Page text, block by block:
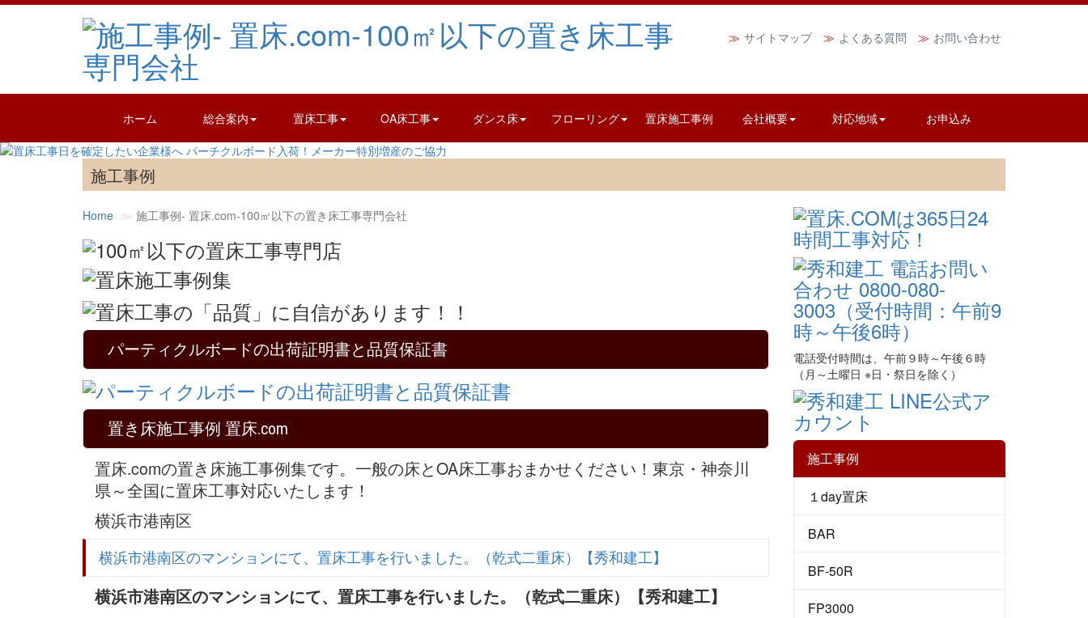
サイトマップ よくある質問 お問い合わせ
ホーム 総合案内 置床工事 OA床工事 ダンス床 フローリング 置床施工事例 会社概要 対応地域 お申込み
施工事例
Home 施工事例‐ 置床.com-100㎡以下の置き床工事専門会社
パーティクルボードの出荷証明書と品質保証書
置き床施工事例 置床.com
置床.comの置き床施工事例集です。一般の床とOA床工事おまかせください！東京・神奈川
県～全国に置床工事対応いたします！
横浜市港南区
横浜市港南区のマンションにて、置床工事を行いました。（乾式二重床）【秀和建工】
横浜市港南区のマンションにて、置床工事を行いました。（乾式二重床）【秀和建工】
電話受付時間は、午前９時～午後６時
（月～土曜日 ※日・祭日を除く）
施工事例
１day置床
BAR
BF-50R
FP3000